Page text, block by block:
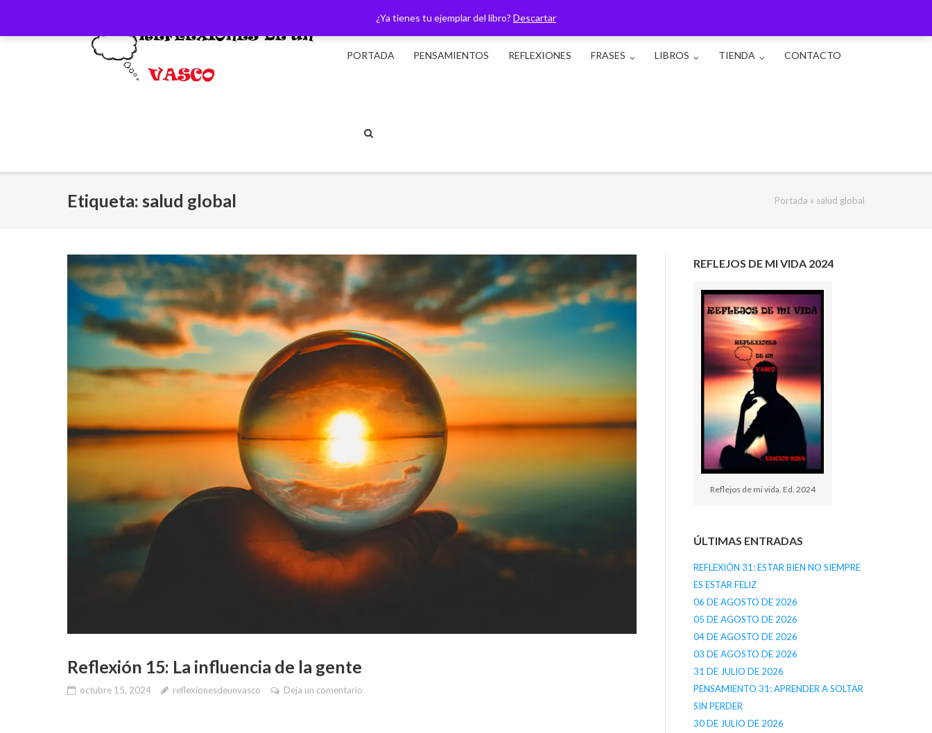
¿Ya tienes tu ejemplar del libro? Descartar
PORTADA
PENSAMIENTOS REFLEXIONES FRASES LIBROS TIENDA CONTACTO
Etiqueta: salud global Portada » salud global
Reflexión 15: La influencia de la gente
octubre 15, 2024 reflexionesdeunvasco Deja un comentario
REFLEJOS DE MI VIDA 2024
Reflejos de mi vida. Ed. 2024
ÚLTIMAS ENTRADAS
REFLEXIÓN 31: ESTAR BIEN NO SIEMPRE
ES ESTAR FELIZ
06 DE AGOSTO DE 2026
05 DE AGOSTO DE 2026
04 DE AGOSTO DE 2026
03 DE AGOSTO DE 2026
31 DE JULIO DE 2026
PENSAMIENTO 31: APRENDER A SOLTAR
SIN PERDER
30 DE JULIO DE 2026